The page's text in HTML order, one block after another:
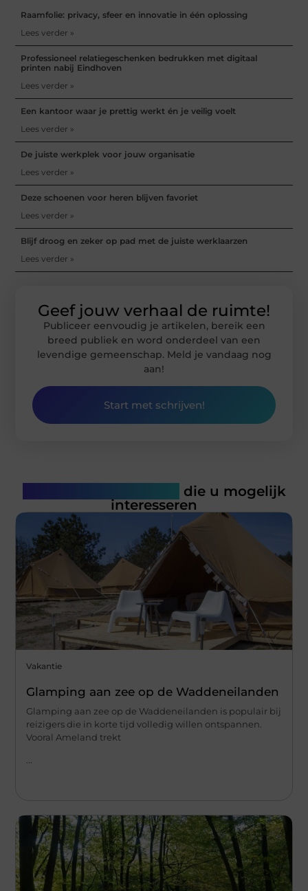
Raamfolie: privacy, sfeer en innovatie in één oplossing
Lees verder »
Professioneel relatiegeschenken bedrukken met digitaal
printen nabij Eindhoven
Lees verder »
Een kantoor waar je prettig werkt én je veilig voelt
Lees verder »
De juiste werkplek voor jouw organisatie
Lees verder »
Deze schoenen voor heren blijven favoriet
Lees verder »
Blijf droog en zeker op pad met de juiste werklaarzen
Lees verder »
Geef jouw verhaal de ruimte!
Publiceer eenvoudig je artikelen, bereik een
breed publiek en word onderdeel van een
levendige gemeenschap. Meld je vandaag nog
aan!
Start met schrijven!
die u mogelijk
interesseren
Vakantie
Glamping aan zee op de Waddeneilanden
Glamping aan zee op de Waddeneilanden is populair bij
reizigers die in korte tijd volledig willen ontspannen.
Vooral Ameland trekt
...